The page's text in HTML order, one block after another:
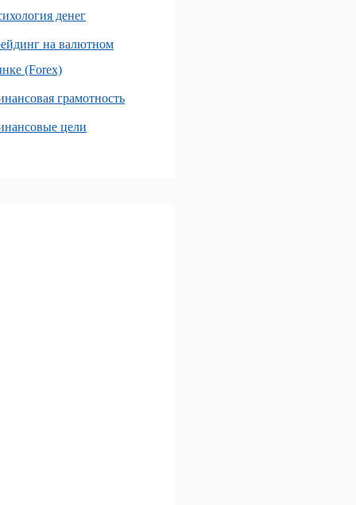
денег
на валютном
(Forex)
грамотность
цели